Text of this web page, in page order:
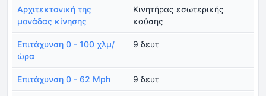
Αρχιτεκτονική της
μονάδας κίνησης
Κινητήρας εσωτερικής
καύσης
Επιτάχυνση 0 - 100 χλμ/
ώρα
9 δευτ
Επιτάχυνση 0 - 62 Mph 9 δευτ